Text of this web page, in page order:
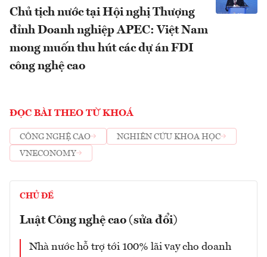
Chủ tịch nước tại Hội nghị Thượng
đỉnh Doanh nghiệp APEC: Việt Nam
mong muốn thu hút các dự án FDI
công nghệ cao
ĐỌC BÀI THEO TỪ KHOÁ
CÔNG NGHỆ CAO
NGHIÊN CỨU KHOA HỌC
VNECONOMY
CHỦ ĐỀ
Luật Công nghệ cao (sửa đổi)
Nhà nước hỗ trợ tới 100% lãi vay cho doanh